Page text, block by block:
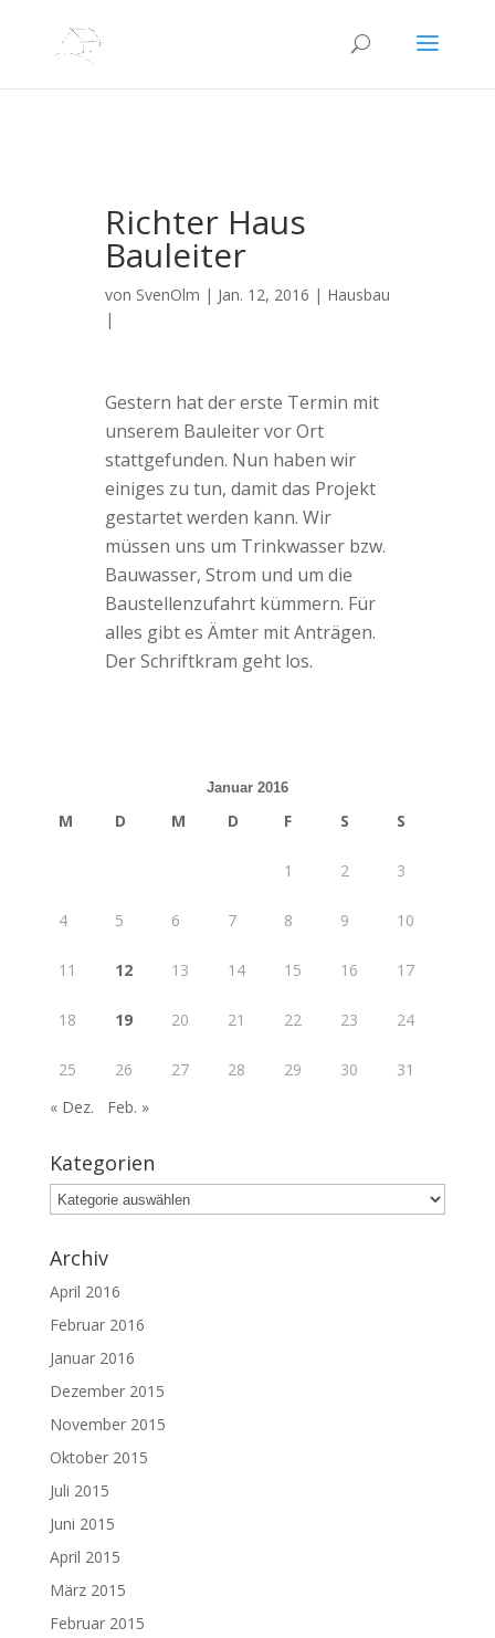
Richter Haus
Bauleiter
von SvenOlm | Jan. 12, 2016 | Hausbau
|
Gestern hat der erste Termin mit
unserem Bauleiter vor Ort
stattgefunden. Nun haben wir
einiges zu tun, damit das Projekt
gestartet werden kann. Wir
müssen uns um Trinkwasser bzw.
Bauwasser, Strom und um die
Baustellenzufahrt kümmern. Für
alles gibt es Ämter mit Anträgen.
Der Schriftkram geht los.
Januar 2016
M D M D F S S
1 2 3
4 5 6 7 8 9 10
11 12 13 14 15 16 17
18 19 20 21 22 23 24
25 26 27 28 29 30
31
« Dez.
Feb. »
Kategorien
Kategorien
Archiv
April 2016
Februar 2016
Januar 2016
Dezember 2015
November 2015
Oktober 2015
Juli 2015
Juni 2015
April 2015
März 2015
Februar 2015